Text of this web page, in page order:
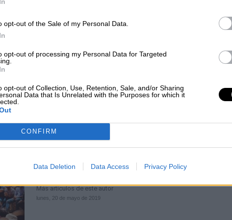
opt-out of the Sale of my Personal Data.
opt-out of processing my Personal Data for Targeted
opt-out of Collection, Use, Retention, Sale, and/or Sharing
Data that Is Unrelated with the Purposes for which it
CONFIRM
Data Deletion Data Access Privacy Policy
Pablo Casado para impulsar el AVE en
Más artículos de este autor
Sánchez a los indecisos: "Poned tarjeta
derecha el 26M"
Más artículos de este autor
lunes, 20 de mayo de 2019